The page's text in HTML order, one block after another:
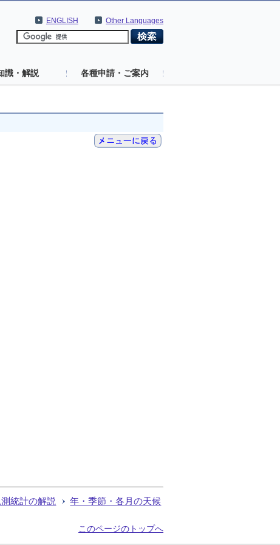
Other Languages
ENGLISH
識・解説 各種申請・ご案内
統計の解説 年・季節・各月の天候
このページのトップへ